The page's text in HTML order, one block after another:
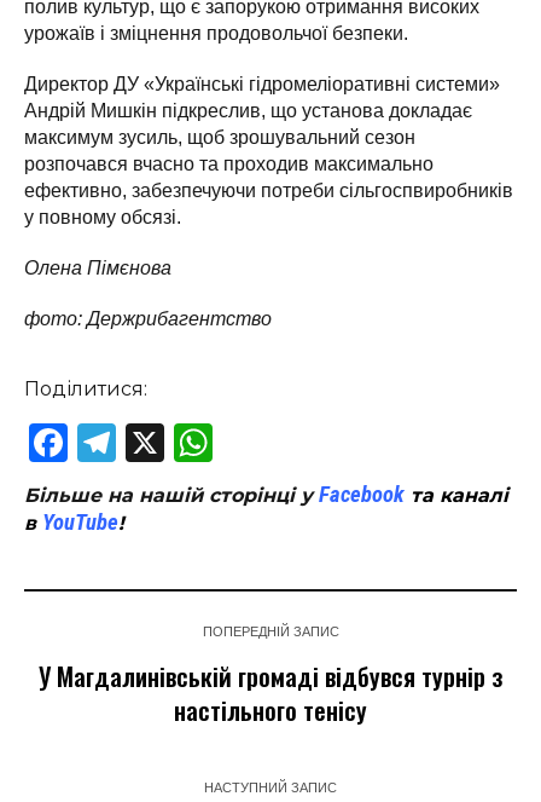
полив культур, що є запорукою отримання високих
урожаїв і зміцнення продовольчої безпеки.
Директор ДУ «Українські гідромеліоративні системи»
Андрій Мишкін підкреслив, що установа докладає
максимум зусиль, щоб зрошувальний сезон
розпочався вчасно та проходив максимально
ефективно, забезпечуючи потреби сільгоспвиробників
у повному обсязі.
Олена Пімєнова
фото: Держрибагентство
Поділитися:
Facebook
Telegram
X
Більше на нашій сторінці уFacebook та каналі
в YouTube!
ПОПЕРЕДНІЙ ЗАПИС
У Магдалинівській громаді відбувся турнір з
настільного тенісу
НАСТУПНИЙ ЗАПИС